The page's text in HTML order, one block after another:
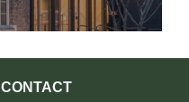
CONTACT